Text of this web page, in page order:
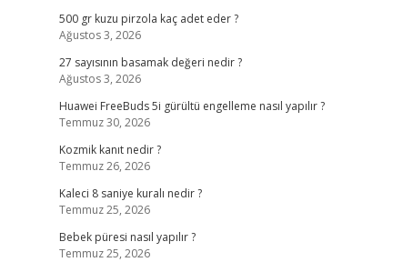
500 gr kuzu pirzola kaç adet eder ?
Ağustos 3, 2026
27 sayısının basamak değeri nedir ?
Ağustos 3, 2026
Huawei FreeBuds 5i gürültü engelleme nasıl yapılır ?
Temmuz 30, 2026
Kozmik kanıt nedir ?
Temmuz 26, 2026
Kaleci 8 saniye kuralı nedir ?
Temmuz 25, 2026
Bebek püresi nasıl yapılır ?
Temmuz 25, 2026